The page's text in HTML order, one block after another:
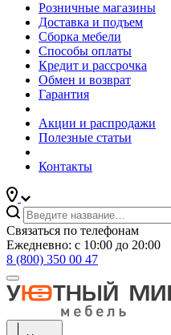
Розничные магазины
Доставка и подъем
Сборка мебели
Способы оплаты
Кредит и рассрочка
Обмен и возврат
Гарантия
Акции и распродажи
Полезные статьи
Контакты
Связаться по телефонам
Ежедневно: с 10:00 до 20:00
8 (800) 350 00 47